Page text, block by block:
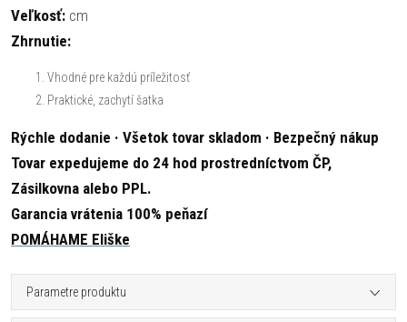
Veľkosť: cm
Zhrnutie:
Vhodné pre každú príležitosť
Praktické, zachytí šatka
Rýchle dodanie · Všetok tovar skladom · Bezpečný nákup
Tovar expedujeme do 24 hod prostredníctvom ČP,
Zásilkovna alebo PPL.
Garancia vrátenia 100% peňazí
POMÁHAME Eliške
Parametre produktu